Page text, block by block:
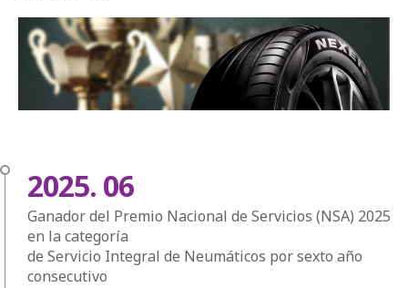
2025. 06
Ganador del Premio Nacional de Servicios (NSA) 2025
en la categoría
de Servicio Integral de Neumáticos por sexto año
consecutivo